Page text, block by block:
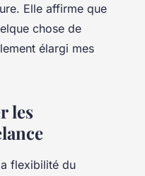
Elle affirme que
chose de
élargi mes
les
flexibilité du